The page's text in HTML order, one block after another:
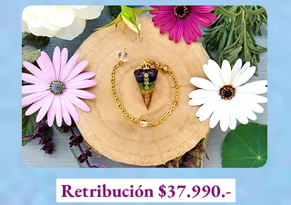
Retribución $37.990.-